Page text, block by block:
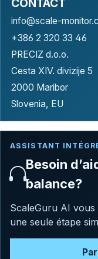
CONTACT
info@scale-
+386 2 320 33 46
PRECIZ d.o.o.
Cesta XIV. divizije 5
2000 Maribor
Slovenia, EU
ASSISTANT
Besoin
balance?
ScaleGuru AI
une seule étape